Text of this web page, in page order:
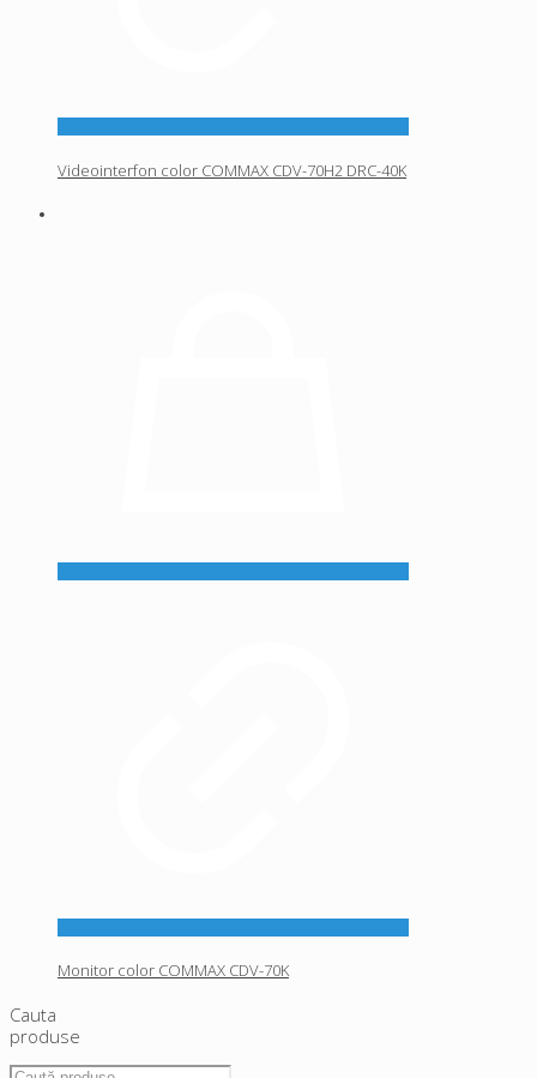
Videointerfon color COMMAX CDV-70H2 DRC-40K
Monitor color COMMAX CDV-70K
Cauta
produse